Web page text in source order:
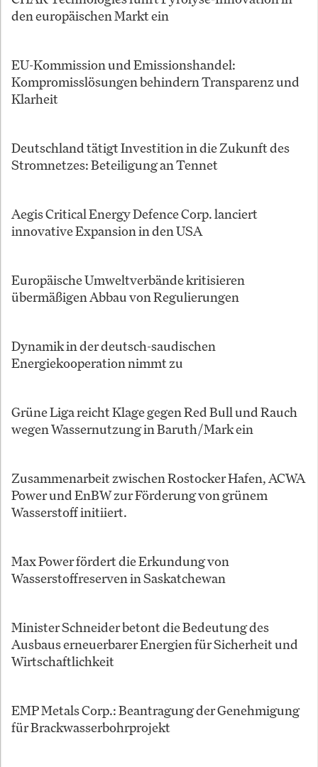
den europäischen Markt ein
EU-Kommission und Emissionshandel:
Kompromisslösungen behindern Transparenz und
Klarheit
Deutschland tätigt Investition in die Zukunft des
Stromnetzes: Beteiligung an Tennet
Aegis Critical Energy Defence Corp. lanciert
innovative Expansion in den USA
Europäische Umweltverbände kritisieren
übermäßigen Abbau von Regulierungen
Dynamik in der deutsch-saudischen
Energiekooperation nimmt zu
Grüne Liga reicht Klage gegen Red Bull und Rauch
wegen Wassernutzung in Baruth/Mark ein
Zusammenarbeit zwischen Rostocker Hafen, ACWA
Power und EnBW zur Förderung von grünem
Wasserstoff initiiert.
Max Power fördert die Erkundung von
Wasserstoffreserven in Saskatchewan
Minister Schneider betont die Bedeutung des
Ausbaus erneuerbarer Energien für Sicherheit und
Wirtschaftlichkeit
EMP Metals Corp.: Beantragung der Genehmigung
für Brackwasserbohrprojekt